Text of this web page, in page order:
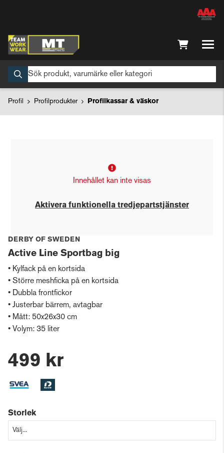
Profil Profilprodukter Profilkassar & väskor
Innehållet kan inte visas
Aktivera funktionella tredjepartstjänster
DERBY OF SWEDEN
Active Line Sportbag big
• Kylfack på en kortsida
• Större meshficka på en kortsida
• Dubbla frontfickor
• Justerbar bärrem, avtagbar
• Mått: 50x26x30 cm
• Volym: 35 liter
499 kr
Storlek